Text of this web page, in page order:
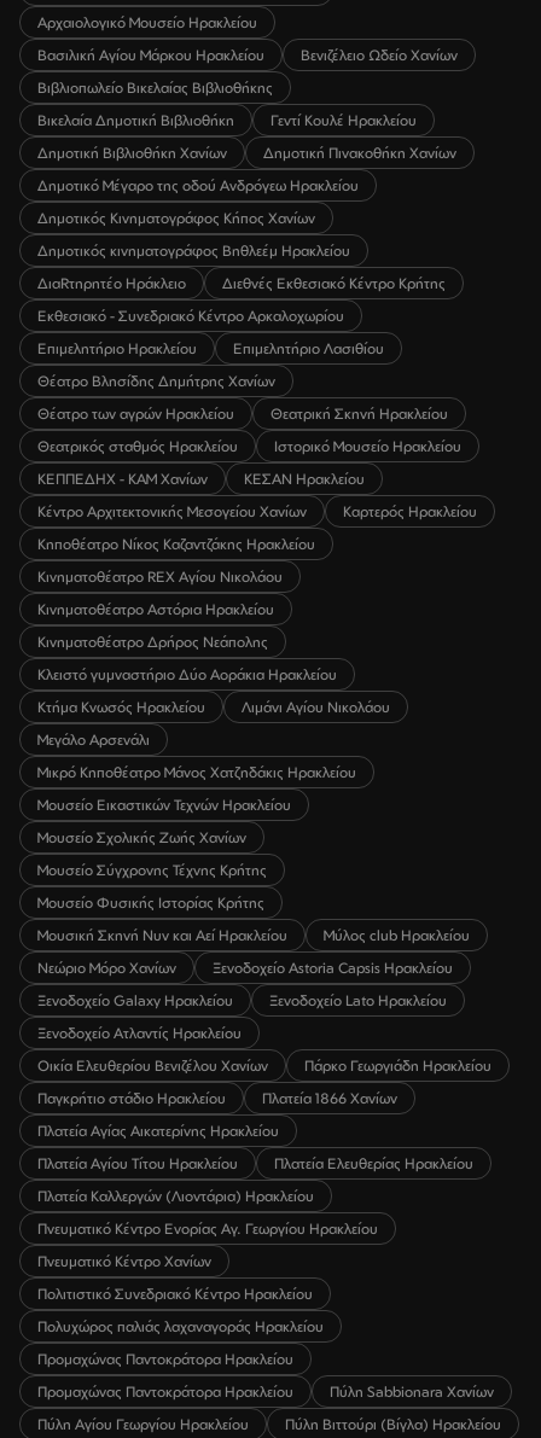
Αρχαιολογικό Μουσείο Ηρακλείου
Βασιλική Αγίου Μάρκου Ηρακλείου
Βενιζέλειο Ωδείο Χανίων
Βιβλιοπωλείο Βικελαίας Βιβλιοθήκης
Βικελαία Δημοτική Βιβλιοθήκη
Γεντί Κουλέ Ηρακλείου
Δημοτική Βιβλιοθήκη Χανίων
Δημοτική Πινακοθήκη Χανίων
Δημοτικό Μέγαρο της οδού Ανδρόγεω Ηρακλείου
Δημοτικός Κινηματογράφος Κήπος Χανίων
Δημοτικός κινηματογράφος Βηθλεέμ Ηρακλείου
ΔιαRτηρητέο Ηράκλειο
Διεθνές Εκθεσιακό Κέντρο Κρήτης
Εκθεσιακό - Συνεδριακό Κέντρο Αρκαλοχωρίου
Επιμελητήριο Ηρακλείου
Επιμελητήριο Λασιθίου
Θέατρο Βλησίδης Δημήτρης Χανίων
Θέατρο των αγρών Ηρακλείου
Θεατρική Σκηνή Ηρακλείου
Θεατρικός σταθμός Ηρακλείου
Ιστορικό Μουσείο Ηρακλείου
ΚΕΠΠΕΔΗΧ - ΚΑΜ Χανίων
ΚΕΣΑΝ Ηρακλείου
Κέντρο Αρχιτεκτονικής Μεσογείου Χανίων
Καρτερός Ηρακλείου
Κηποθέατρο Νίκος Καζαντζάκης Ηρακλείου
Κινηματοθέατρο REX Αγίου Νικολάου
Κινηματοθέατρο Αστόρια Ηρακλείου
Κινηματοθέατρο Δρήρος Νεάπολης
Κλειστό γυμναστήριο Δύο Αοράκια Ηρακλείου
Κτήμα Κνωσός Ηρακλείου
Λιμάνι Αγίου Νικολάου
Μεγάλο Αρσενάλι
Μικρό Κηποθέατρο Μάνος Χατζηδάκις Ηρακλείου
Μουσείο Εικαστικών Τεχνών Ηρακλείου
Μουσείο Σχολικής Ζωής Χανίων
Μουσείο Σύγχρονης Τέχνης Κρήτης
Μουσείο Φυσικής Ιστορίας Κρήτης
Μουσική Σκηνή Νυν και Αεί Ηρακλείου
Μύλος club Ηρακλείου
Νεώριο Μόρο Χανίων
Ξενοδοχείο Astoria Capsis Ηρακλείου
Ξενοδοχείο Galaxy Ηρακλείου
Ξενοδοχείο Lato Ηρακλείου
Ξενοδοχείο Ατλαντίς Ηρακλείου
Οικία Ελευθερίου Βενιζέλου Χανίων
Πάρκο Γεωργιάδη Ηρακλείου
Παγκρήτιο στάδιο Ηρακλείου
Πλατεία 1866 Χανίων
Πλατεία Αγίας Αικατερίνης Ηρακλείου
Πλατεία Αγίου Τίτου Ηρακλείου
Πλατεία Ελευθερίας Ηρακλείου
Πλατεία Καλλεργών (Λιοντάρια) Ηρακλείου
Πνευματικό Κέντρο Ενορίας Αγ. Γεωργίου Ηρακλείου
Πνευματικό Κέντρο Χανίων
Πολιτιστικό Συνεδριακό Κέντρο Ηρακλείου
Πολυχώρος παλιάς λαχαναγοράς Ηρακλείου
Προμαχώνας Παντοκράτορα Ηρακλείου
Προμαχώνας Παντοκράτορα Ηρακλείου
Πύλη Sabbionara Χανίων
Πύλη Αγίου Γεωργίου Ηρακλείου
Πύλη Βιττούρι (Βίγλα) Ηρακλείου